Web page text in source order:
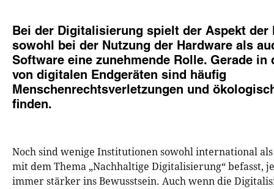
Bei der Digitalisierung spielt der Aspekt der
sowohl bei der Nutzung der Hardware als
Software eine zunehmende Rolle. Gerade in
von digitalen Endgeräten sind häufig
Menschenrechtsverletzungen und
finden.
Noch sind wenige Institutionen sowohl international
mit dem Thema „Nachhaltige Digitalisierung“ befasst,
immer stärker ins Bewusstsein. Auch wenn die